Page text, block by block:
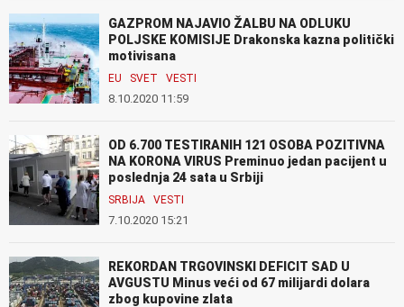
GAZPROM NAJAVIO ŽALBU NA ODLUKU
POLJSKE KOMISIJE Drakonska kazna politički
motivisana
EU SVET VESTI
8.10.2020 11:59
OD 6.700 TESTIRANIH 121 OSOBA POZITIVNA
NA KORONA VIRUS Preminuo jedan pacijent u
poslednja 24 sata u Srbiji
SRBIJA VESTI
7.10.2020 15:21
REKORDAN TRGOVINSKI DEFICIT SAD U
AVGUSTU Minus veći od 67 milijardi dolara
zbog kupovine zlata